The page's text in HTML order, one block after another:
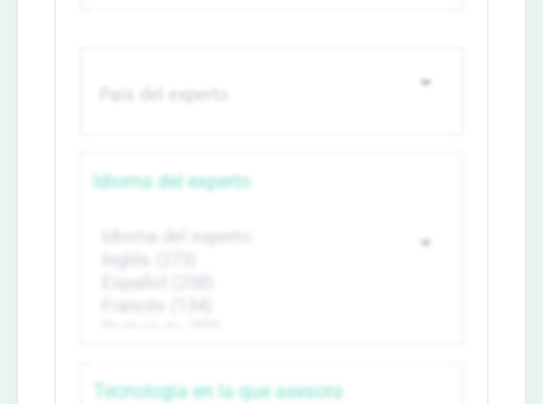
Idioma del experto
Tecnología en la que asesora